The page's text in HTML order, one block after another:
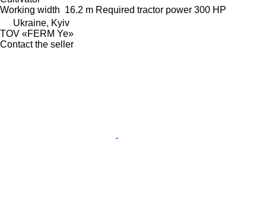
Working width 16.2 m Required tractor power 300 HP
Ukraine, Kyiv
TOV «FERM Ye»
Contact the seller